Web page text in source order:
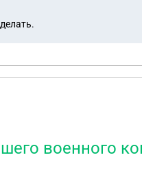
военного